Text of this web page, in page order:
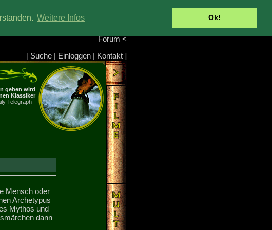
Weitere Infos Ok!
Info/Impressum
Forum<
[ Suche| Einloggen| Kontakt]
geben wird
Klassiker
Telegraph -
Mensch oder
Archetypus
Mythos und
dann